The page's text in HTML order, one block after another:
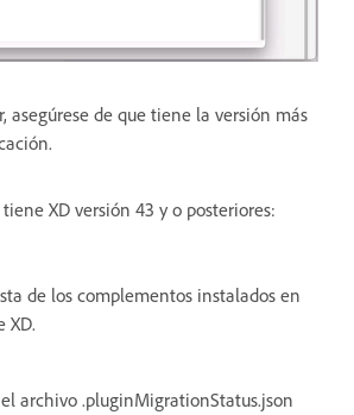
asegúrese de que tiene la versión más
tiene XD versión 43 y o posteriores:
de los complementos instalados en
XD.
archivo .pluginMigrationStatus.json